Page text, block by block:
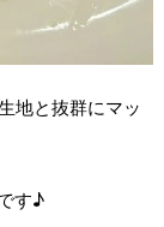
地と抜群にマッ
す♪